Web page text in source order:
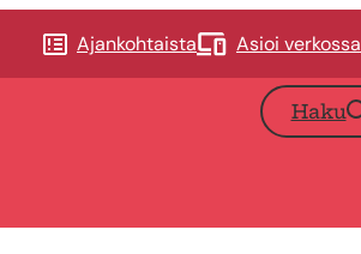
Ajankohtaista
Asioi verkossa
Haku